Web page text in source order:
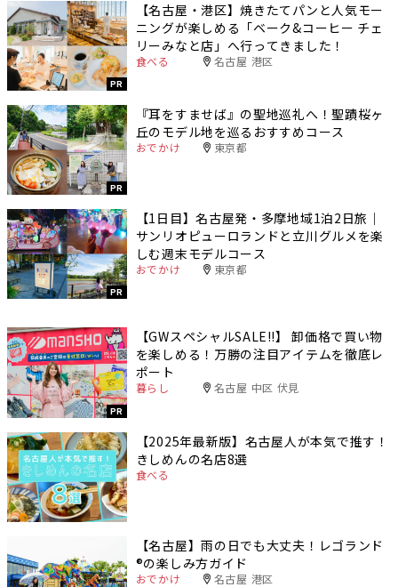
PR
【名古屋・港区】焼きたてパンと人気モー
ニングが楽しめる「ベーク&コーヒー チェ
リーみなと店」へ行ってきました！
食べる 名古屋 港区
PR
『耳をすませば』の聖地巡礼へ！聖蹟桜ヶ
丘のモデル地を巡るおすすめコース
おでかけ 東京都
PR
【1日目】名古屋発・多摩地域1泊2日旅｜
サンリオピューロランドと立川グルメを楽
しむ週末モデルコース
おでかけ 東京都
PR
【GWスペシャルSALE‼︎】 卸価格で買い物
を楽しめる！万勝の注目アイテムを徹底レ
ポート
暮らし 名古屋 中区 伏見
【2025年最新版】名古屋人が本気で推す！
きしめんの名店8選
食べる
【名古屋】雨の日でも大丈夫！レゴランド
®️の楽しみ方ガイド
おでかけ 名古屋 港区